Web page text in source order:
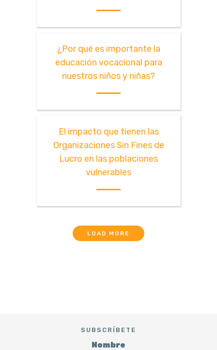
¿Por qué es importante la
educación vocacional para
nuestros niños y niñas?
El impacto que tienen las
Organizaciones Sin Fines de
Lucro en las poblaciones
vulnerables
LOAD MORE
SUBSCRÍBETE
Nombre